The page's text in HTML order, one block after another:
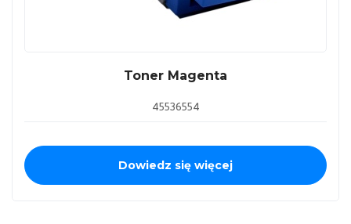
Toner Magenta
45536554
Dowiedz się więcej